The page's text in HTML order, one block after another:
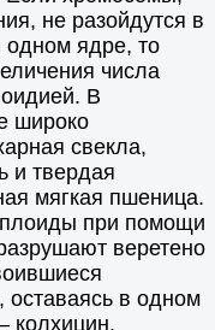
не разойдутся в
одном ядре, то
числа
В
широко
свекла,
и твердая
мягкая пшеница.
при помощи
веретено
оставаясь в одном
колхицин.